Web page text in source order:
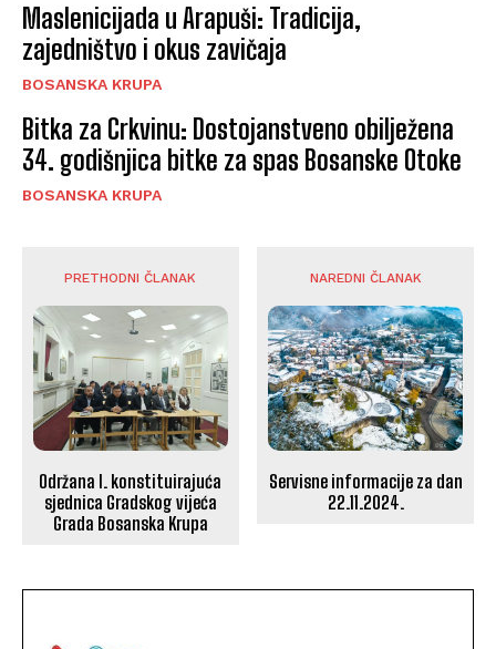
Maslenicijada u Arapuši: Tradicija,
zajedništvo i okus zavičaja
BOSANSKA KRUPA
Bitka za Crkvinu: Dostojanstveno obilježena
34. godišnjica bitke za spas Bosanske Otoke
BOSANSKA KRUPA
PRETHODNI ČLANAK
Održana I. konstituirajuća
sjednica Gradskog vijeća
Grada Bosanska Krupa
NAREDNI ČLANAK
Servisne informacije za dan
22.11.2024.